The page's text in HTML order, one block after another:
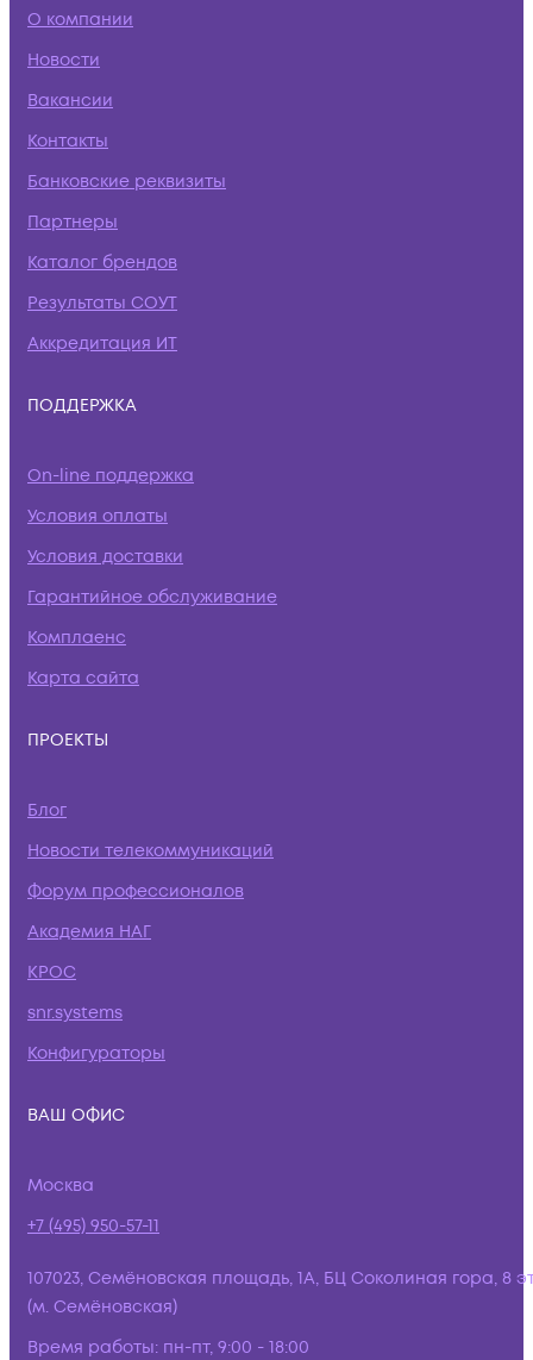
О компании
Новости
Вакансии
Контакты
Банковские реквизиты
Партнеры
Каталог брендов
Результаты СОУТ
Аккредитация ИТ
ПОДДЕРЖКА
On-line поддержка
Условия оплаты
Условия доставки
Гарантийное обслуживание
Комплаенс
Карта сайта
ПРОЕКТЫ
Блог
Новости телекоммуникаций
Форум профессионалов
Академия НАГ
КРОС
snr.systems
Конфигураторы
ВАШ ОФИС
Москва
+7 (495) 950-57-11
107023, Семёновская площадь, 1А, БЦ Соколиная гора, 8
(м. Семёновская)
Время работы: пн-пт, 9:00 - 18:00